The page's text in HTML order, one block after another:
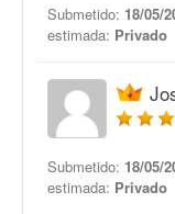
Submetido: 18/05/
estimada: Privado
Submetido: 18/05/
estimada: Privado